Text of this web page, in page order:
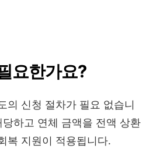
요한가요?
의 신청 절차가 필요 없습니
하고 연체 금액을 전액 상환
복 지원이 적용됩니다.